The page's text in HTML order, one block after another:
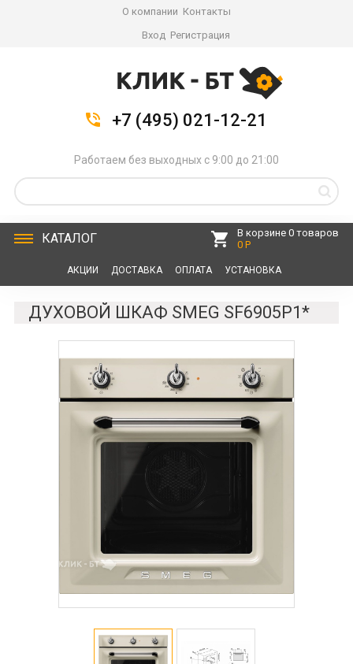
О компании Контакты
Вход Регистрация
+7 (495) 021-12-21
Работаем без выходных с 9:00 до 21:00
КАТАЛОГ
В корзине 0 товаров
0 Р
АКЦИИ ДОСТАВКА ОПЛАТА УСТАНОВКА
СЕРВИС
ДУХОВОЙ ШКАФ SMEG SF6905P1*